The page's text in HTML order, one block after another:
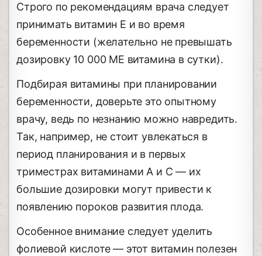
Строго по рекомендациям врача следует
принимать витамин E и во время
беременности (желательно не превышать
дозировку 10 000 ME витамина в сутки).
Подбирая витамины при планировании
беременности, доверьте это опытному
врачу, ведь по незнанию можно навредить.
Так, например, не стоит увлекаться в
период планирования и в первых
триместрах витаминами А и С ― их
большие дозировки могут привести к
появлению пороков развития плода.
Особенное внимание следует уделить
фолиевой кислоте ― этот витамин полезен